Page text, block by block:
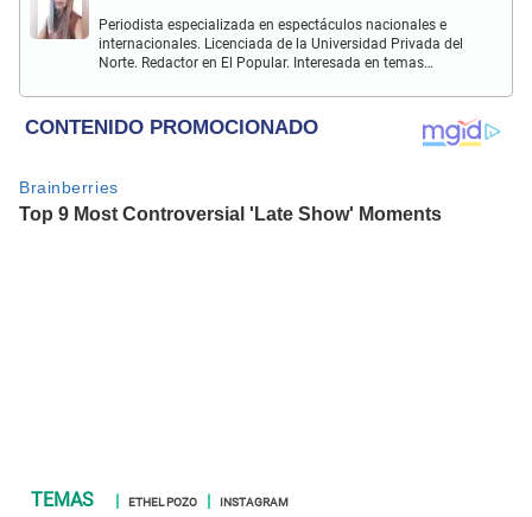
Periodista especializada en espectáculos nacionales e
internacionales. Licenciada de la Universidad Privada del
Norte. Redactor en El Popular. Interesada en temas
y televisión.
ETHEL POZO INSTAGRAM